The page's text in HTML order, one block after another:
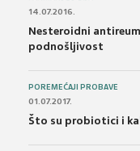
14.07.2016.
Nesteroidni
podnošljivost
POREMEĆAJI PROBAVE
01.07.2017.
Što su probiotici i